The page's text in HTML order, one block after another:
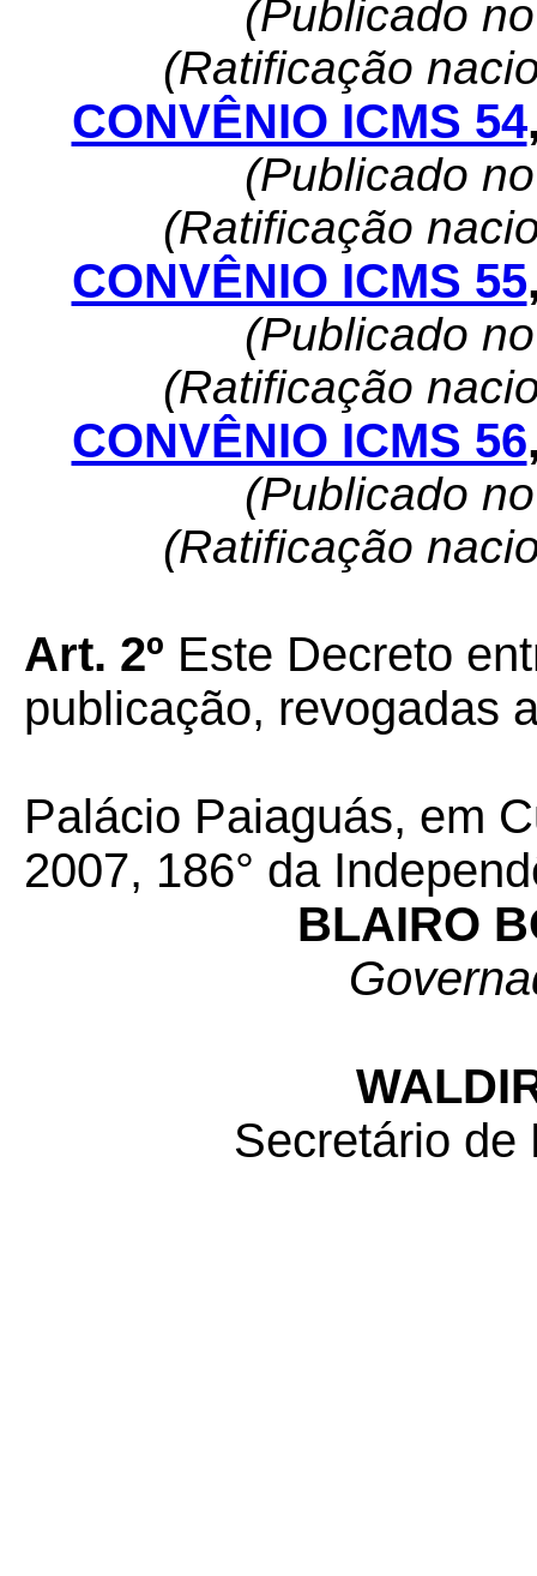
(Publicado
(Ratificação
CONVÊNIO ICMS 54
(Publicado
(Ratificação
CONVÊNIO ICMS 55
(Publicado
(Ratificação
CONVÊNIO ICMS 56
(Publicado
(Ratificação
Art. 2º Este Decreto
publicação, revogadas
Palácio Paiaguás, em
2007, 186° da
BLAIRO
Secretário de